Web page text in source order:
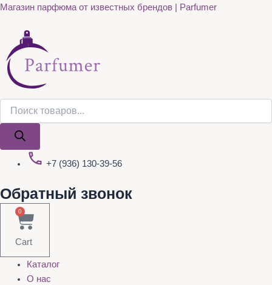
Перейти
содержимому
Магазин парфюма от известных брендов | Parfumer
Поиск
+7 (936) 130-39-56
Обратный звонок
0
Cart
Каталог
О нас
Поиск
Quantity